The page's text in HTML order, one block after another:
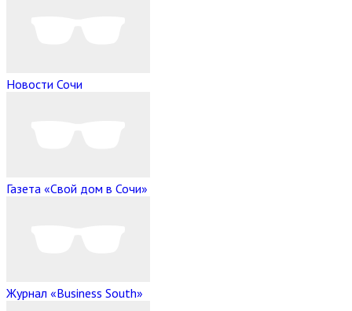
Новости Сочи
Газета «Свой дом в Сочи»
Журнал «Business South»